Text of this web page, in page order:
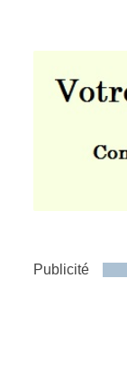
Publicité